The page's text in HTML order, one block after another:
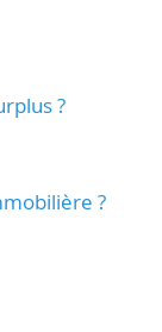
?
?